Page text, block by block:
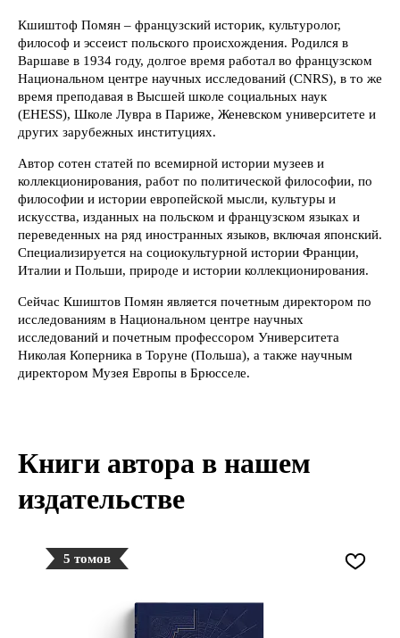
Кшиштоф Помян – французский историк, культуролог,
философ и эссеист польского происхождения. Родился в
Варшаве в 1934 году, долгое время работал во французском
Национальном центре научных исследований (CNRS), в то же
время преподавая в Высшей школе социальных наук
(EHESS), Школе Лувра в Париже, Женевском университете и
других зарубежных институциях.
Автор сотен статей по всемирной истории музеев и
коллекционирования, работ по политической философии, по
философии и истории европейской мысли, культуры и
искусства, изданных на польском и французском языках и
переведенных на ряд иностранных языков, включая японский.
Специализируется на социокультурной истории Франции,
Италии и Польши, природе и истории коллекционирования.
Сейчас Кшиштов Помян является почетным директором по
исследованиям в Национальном центре научных
исследований и почетным профессором Университета
Николая Коперника в Торуне (Польша), а также научным
директором Музея Европы в Брюсселе.
Книги автора в нашем
издательстве
5 томов